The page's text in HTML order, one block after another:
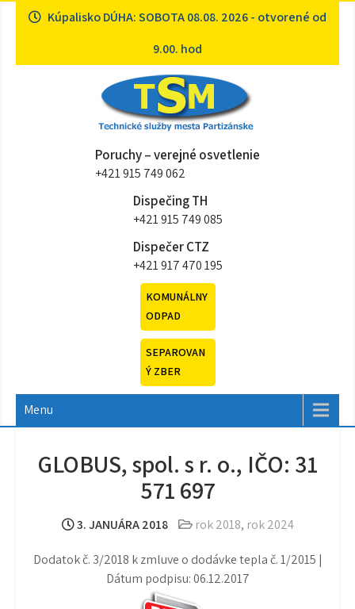
Kúpalisko DÚHA: SOBOTA 08.08. 2026 - otvorené od
9.00. hod
Technické služby mesta
Partizánske
Sme tu pre vásPoruchy – verejné osvetlenie
+421 915 749 062
Dispečing TH
+421 915 749 085
Dispečer CTZ
+421 917 470 195
KOMUNÁLNY
ODPAD
SEPAROVAN
Ý ZBER
Menu
GLOBUS, spol. s r. o., IČO: 31
571 697
3. JANUÁRA 2018 rok 2018, rok 2024
Dodatok č. 3/2018 k zmluve o dodávke tepla č. 1/2015 |
Dátum podpisu: 06.12.2017